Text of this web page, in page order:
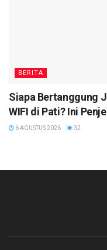
BERITA
Siapa Bertanggung
WIFI di Pati? Ini
6 AGUSTUS 2026 32